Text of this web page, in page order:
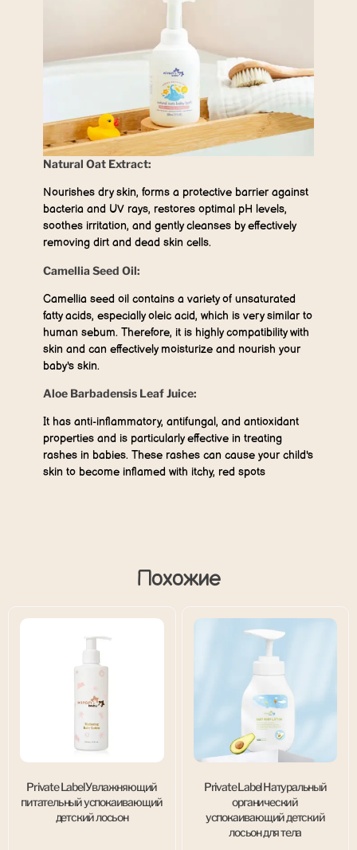
Natural Oat Extract:
Nourishes dry skin, forms a protective barrier against
bacteria and UV rays, restores optimal pH levels,
soothes irritation, and gently cleanses by effectively
removing dirt and dead skin cells.
Camellia Seed Oil:
Camellia seed oil contains a variety of unsaturated
fatty acids, especially oleic acid, which is very similar to
human sebum. Therefore, it is highly compatibility with
skin and can effectively moisturize and nourish your
baby's skin.
Aloe Barbadensis Leaf Juice:
It has anti-inflammatory, antifungal, and antioxidant
properties and is particularly effective in treating
rashes in babies. These rashes can cause your child's
skin to become inflamed with itchy, red spots
Похожие
Private Label Увлажняющий
питательный успокаивающий
детский лосьон
Private Label Натуральный
органический
успокаивающий детский
лосьон для тела